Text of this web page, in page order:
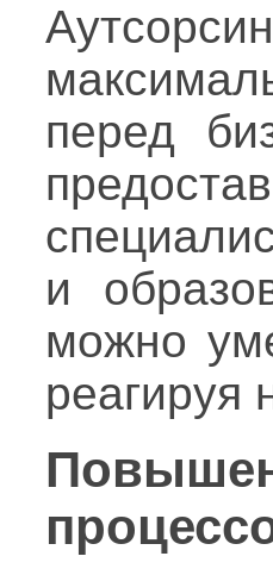
перед
и
можно
реагируя